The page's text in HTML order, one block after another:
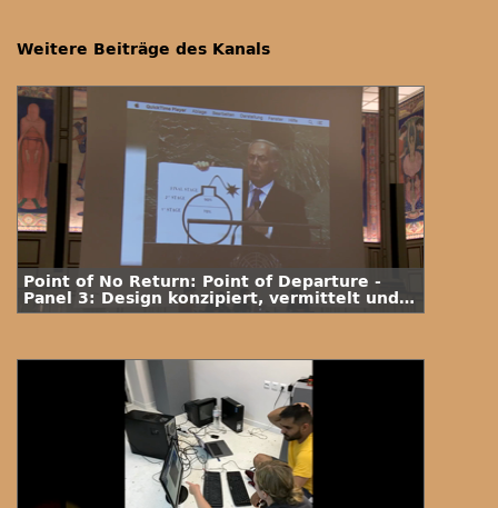
Weitere Beiträge des Kanals
Point of No Return: Point of Departure -
Panel 3: Design konzipiert, vermittelt und
ermächtigt